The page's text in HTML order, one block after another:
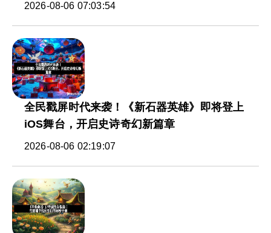
2026-08-06 07:03:54
全民戳屏时代来袭！《新石器英雄》即将登上
iOS舞台，开启史诗奇幻新篇章
2026-08-06 02:19:07